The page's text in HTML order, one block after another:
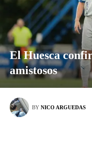
El Huesca
amistosos
BY NICO ARGUEDAS